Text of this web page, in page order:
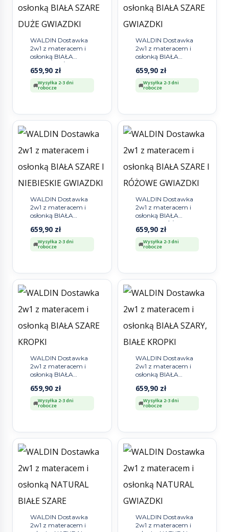
WALDIN Dostawka
2w1 z materacem i
osłonką BIAŁA
SZARE DUŻE
GWIAZDKI
659,90 zł
Wysyłka 2-3 dni
robocze
WALDIN Dostawka
2w1 z materacem i
osłonką BIAŁA
659,90 zł
Wysyłka 2-3 dni
robocze
WALDIN Dostawka
2w1 z materacem i
osłonką BIAŁA
GWIAZDKI
659,90 zł
Wysyłka 2-3 dni
robocze
WALDIN Dostawka
2w1 z materacem i
osłonką BIAŁA
SZARE I RÓŻOWE
GWIAZDKI
659,90 zł
Wysyłka 2-3 dni
robocze
WALDIN Dostawka
2w1 z materacem i
osłonką BIAŁA
659,90 zł
Wysyłka 2-3 dni
robocze
WALDIN Dostawka
2w1 z materacem i
osłonką BIAŁA
KROPKI
659,90 zł
Wysyłka 2-3 dni
robocze
WALDIN Dostawka
2w1 z materacem i
WALDIN Dostawka
2w1 z materacem i